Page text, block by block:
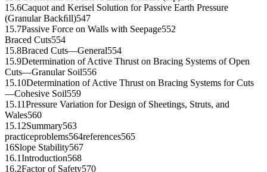
15.6Caquot and Kerisel Solution for Passive Earth Pressure
(Granular Backﬁll)547
15.7Passive Force on Walls with Seepage552
Braced Cuts554
15.8Braced Cuts—General554
15.9Determination of Active Thrust on Bracing Systems of Open
Cuts—Granular Soil556
15.10Determination of Active Thrust on Bracing Systems for Cuts
—Cohesive Soil559
15.11Pressure Variation for Design of Sheetings, Struts, and
Wales560
15.12Summary563
practiceproblems564references565
16Slope Stability567
16.1Introduction568
16.2Factor of Safety570